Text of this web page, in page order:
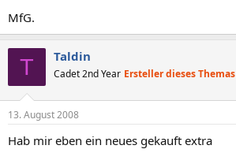
MfG.
T Taldin
Cadet 2nd Year Ersteller dieses Themas
13. August 2008
Hab mir eben ein neues gekauft extra